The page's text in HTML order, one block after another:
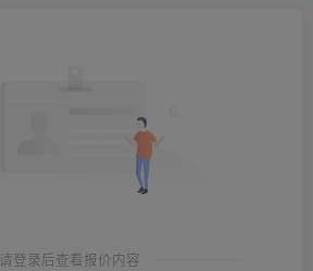
请登录后查看报价内容